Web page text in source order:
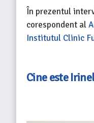
În prezentul
corespondent al
Institutul Clinic
Cine este